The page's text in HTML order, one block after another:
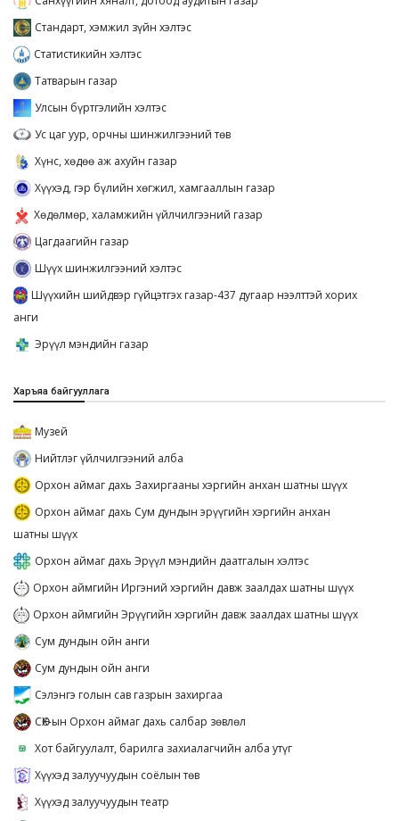
Стандарт, хэмжил зүйн хэлтэс
Статистикийн хэлтэс
Татварын газар
Улсын бүртгэлийн хэлтэс
Ус цаг уур, орчны шинжилгээний төв
Хүнс, хөдөө аж ахуйн газар
Хүүхэд, гэр бүлийн хөгжил, хамгааллын газар
Хөдөлмөр, халамжийн үйлчилгээний газар
Цагдаагийн газар
Шүүх шинжилгээний хэлтэс
Шүүхийн шийдвэр гүйцэтгэх газар-437 дугаар нээлттэй хорих
анги
Эрүүл мэндийн газар
Харъяа байгууллага
Музей
Нийтлэг үйлчилгээний алба
Орхон аймаг дахь Захиргааны хэргийн анхан шатны шүүх
Орхон аймаг дахь Сум дундын эрүүгийн хэргийн анхан
шатны шүүх
Орхон аймаг дахь Эрүүл мэндийн даатгалын хэлтэс
Орхон аймгийн Иргэний хэргийн давж заалдах шатны шүүх
Орхон аймгийн Эрүүгийн хэргийн давж заалдах шатны шүүх
Сум дундын ойн анги
Сум дундын ойн анги
Сэлэнгэ голын сав газрын захиргаа
СӨХ-ын Орхон аймаг дахь салбар зөвлөл
Хот байгуулалт, барилга захиалагчийн алба утүг
Хүүхэд залуучуудын соёлын төв
Хүүхэд залуучуудын театр